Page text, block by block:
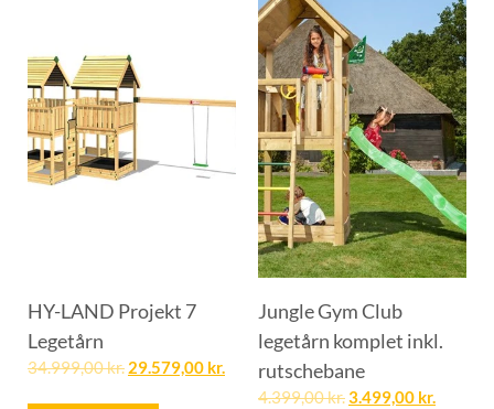
HY-LAND Projekt 7
Legetårn
34.999,00kr. 29.579,00 kr.
Jungle Gym Club
legetårn komplet inkl.
rutschebane
4.399,00kr.3.499,00 kr.